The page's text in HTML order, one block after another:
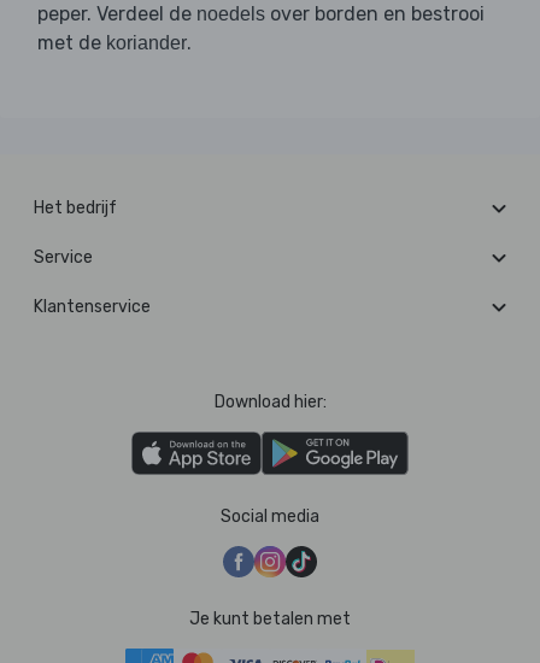
peper. Verdeel de noedels over borden en bestrooi
met de koriander.
Het bedrijf
Service
Klantenservice
Download hier:
Social media
Je kunt betalen met